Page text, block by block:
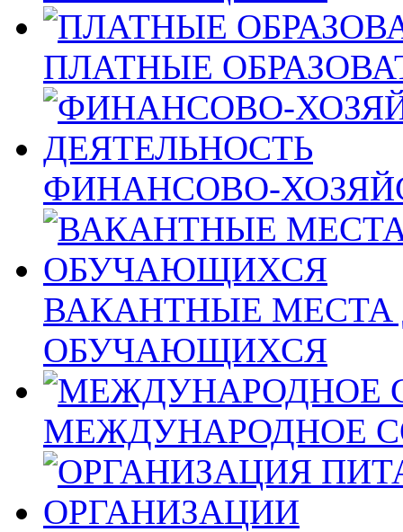
ПЛАТНЫЕ
ФИНАНСОВО-
ВАКАНТНЫЕ МЕСТА
ОБУЧАЮЩИХСЯ
МЕЖДУНАРОДНОЕ